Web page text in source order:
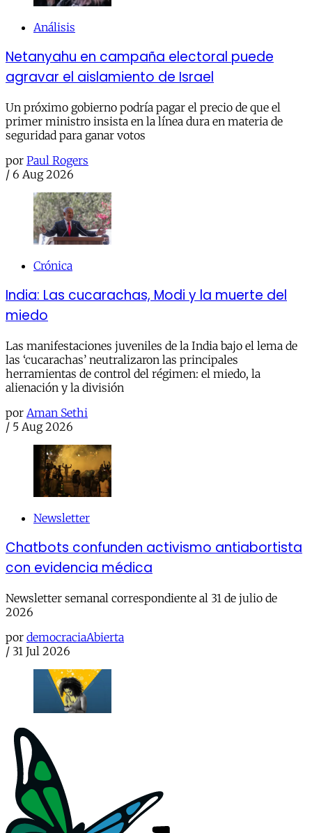
Análisis
Netanyahu en campaña electoral puede
agravar el aislamiento de Israel
Un próximo gobierno podría pagar el precio de que el
primer ministro insista en la línea dura en materia de
seguridad para ganar votos
por Paul Rogers
/ 6 Aug 2026
Crónica
India: Las cucarachas, Modi y la muerte del
miedo
Las manifestaciones juveniles de la India bajo el lema de
las ‘cucarachas’ neutralizaron las principales
herramientas de control del régimen: el miedo, la
alienación y la división
por Aman Sethi
/ 5 Aug 2026
Newsletter
Chatbots confunden activismo antiabortista
con evidencia médica
Newsletter semanal correspondiente al 31 de julio de
2026
por democraciaAbierta
/ 31 Jul 2026